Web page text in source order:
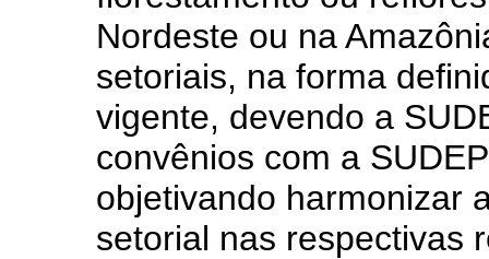
Nordeste ou na
setoriais, na forma
vigente, devendo a
convênios com a
objetivando harmonizar
setorial nas respectivas